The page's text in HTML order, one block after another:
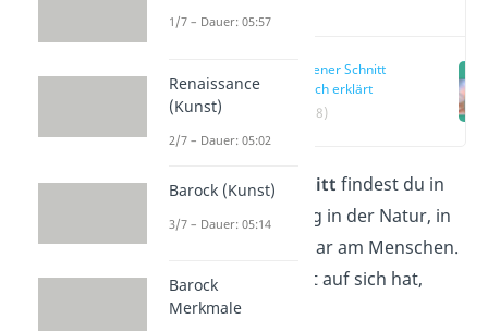
Goldener Schnitt
einfach erklärt
(00:18)
DenGoldenen Schnitt findest du in
deinem Alltag häufig in der Natur, in
Gebäuden oder sogar am Menschen.
Was es genau damit auf sich hat,
erfährst du
1/7 – Dauer: 05:57
Renaissance
(Kunst)
2/7 – Dauer: 05:02
Barock (Kunst)
3/7 – Dauer: 05:14
Barock
Merkmale